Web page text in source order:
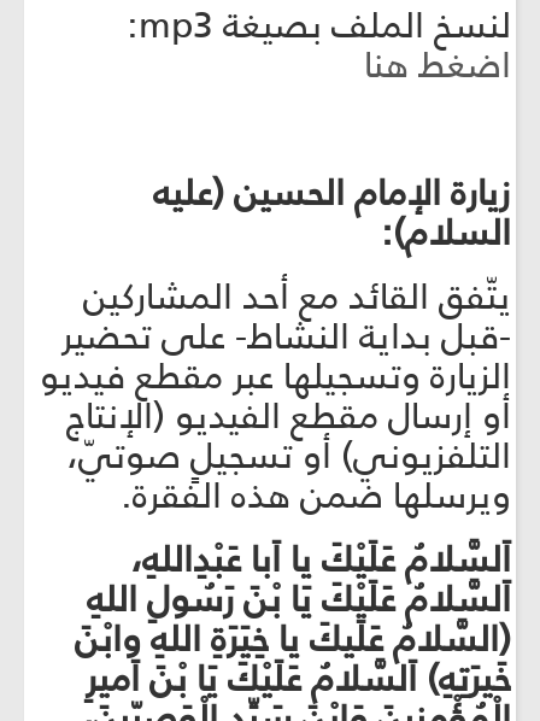
لنسخ الملف بصيغة mp3:
اضغط هنا
زيارة الإمام الحسين (عليه
السلام):
يتّفق القائد مع أحد المشاركين
-قبل بداية النشاط- على تحضير
الزيارة وتسجيلها عبر مقطع فيديو
أو إرسال مقطع الفيديو (الإنتاج
التلفزيوني) أو تسجيلٍ صوتيّ،
ويرسلها ضمن هذه الفقرة.
اَلسَّلامُ عَلَيْكَ يا اَبا عَبْدِاللهِ،
اَلسَّلامُ عَلَيْكَ يَا بْنَ رَسُولِ اللهِ
(السَّلامُ عَلَيكَ يا خِيَرَةِ اللهِ وابْنَ
خَيرَتِهِ) اَلسَّلامُ عَلَيْكَ يَا بْنَ اَميرِ